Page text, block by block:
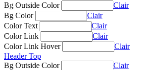
Bg Outside Color
Clair
Bg Color
Clair
Color Text
Clair
Color Link
Clair
Color Link Hover
Clair
Header Top
Bg Outside Color
Clair